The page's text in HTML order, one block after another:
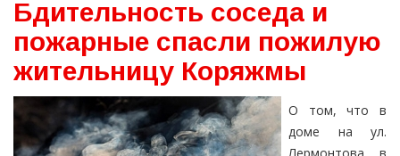
Бдительность соседа и
пожарные спасли пожилую
жительницу Коряжмы
О том, что в
доме на ул.